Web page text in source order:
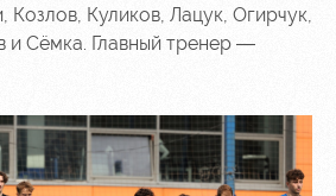
Козлов, Куликов, Лацук, Огирчук,
и Сёмка. Главный тренер —